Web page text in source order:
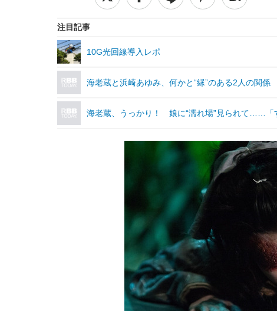
注目記事
10G光回線導入レポ
海老蔵と浜崎あゆみ、何かと“縁”のある2人の関係
海老蔵、うっかり！ 娘に“濡れ場”見られて……「